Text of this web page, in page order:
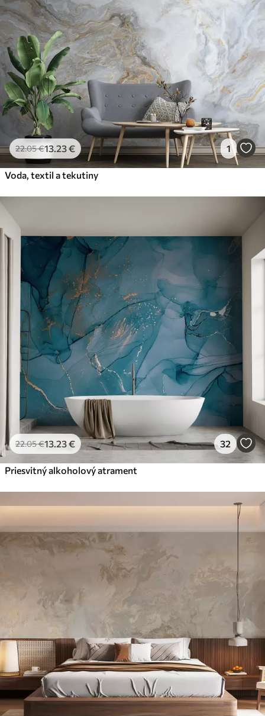
22.05€13.23€ 1
Voda, textil a tekutiny
22.05€13.23€ 32
Priesvitný alkoholový atrament